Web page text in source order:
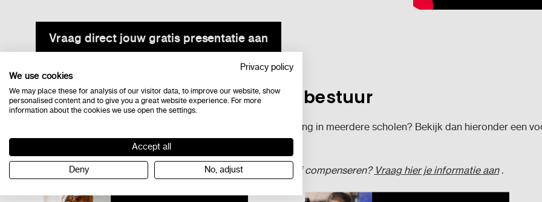
Vraag direct jouw gratis presentatie aan
Bekijk de pakketten voor jouw bestuur
Wil je structureel aan de slag met taal- of rekenondersteuning in meerdere scholen? Bekijk dan hieronder een
taal- of rekenachterstanden.
Heb je interesse in een pakket voor rekenen, taal, spellen of compenseren? Vraag hier je informatie aan .
Privacy policy
We use cookies
We may place these for analysis of our visitor data, to improve our website, show
personalised content and to give you a great website experience. For more
information about the cookies we use open the settings.
Accept all
Deny No, adjust